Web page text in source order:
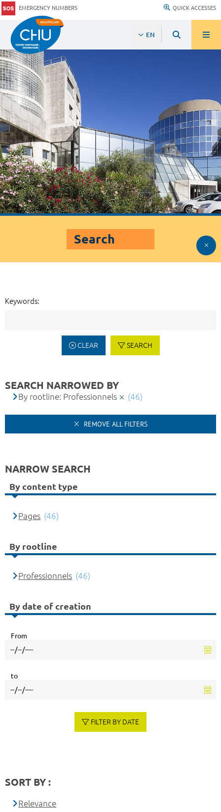
EMERGENCY NUMBERS QUICK ACCESSES
EN
Search
Keywords:
CLEAR SEARCH
SEARCH NARROWED BY
By rootline: Professionnels (46)
REMOVE ALL FILTERS
NARROW SEARCH
By content type
Pages (46)
By rootline
Professionnels (46)
By date of creation
From
to
FILTER BY DATE
SORT BY :
Relevance